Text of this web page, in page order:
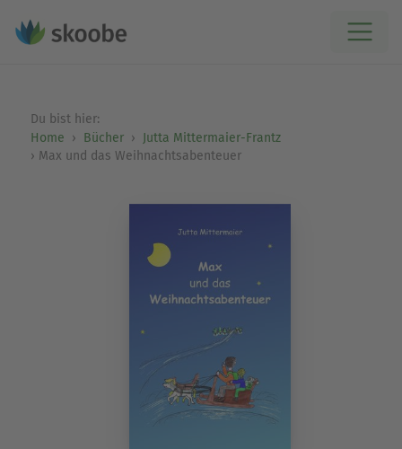
Du bist hier:
Home
Bücher
Jutta Mittermaier-Frantz
Max und das Weihnachtsabenteuer